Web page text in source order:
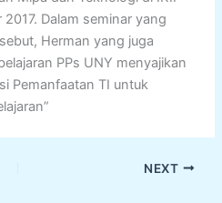
Dalam seminar yang
Herman yang juga
PPs UNY menyajikan
Pemanfaatan TI untuk
NEXT